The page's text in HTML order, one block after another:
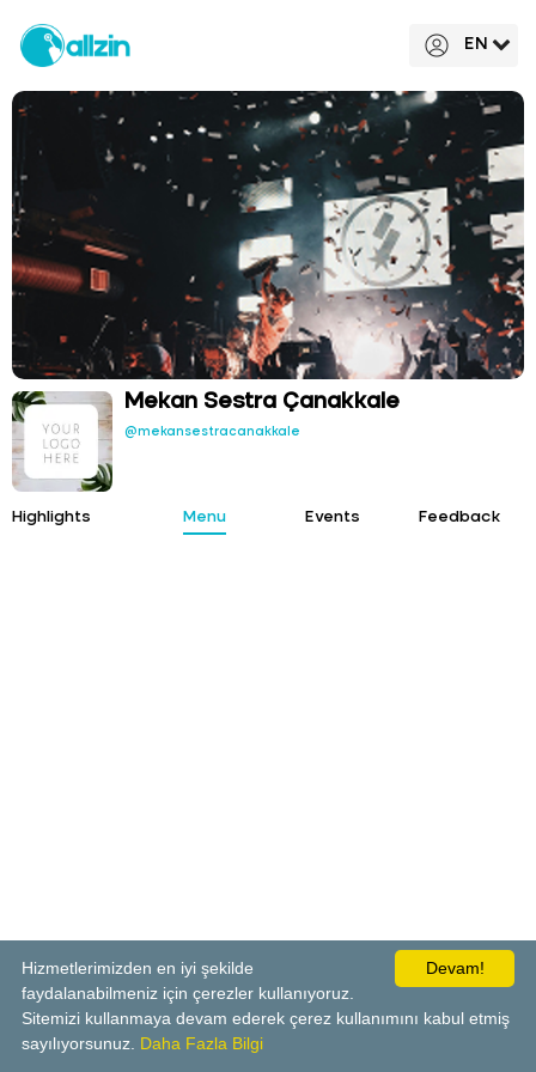
EN
Mekan Sestra Çanakkale
@mekansestracanakkale
Highlights Menu Events Feedback
Devam!
Hizmetlerimizden en iyi şekilde
faydalanabilmeniz için çerezler kullanıyoruz.
Sitemizi kullanmaya devam ederek çerez kullanımını kabul etmiş
sayılıyorsunuz. Daha Fazla Bilgi